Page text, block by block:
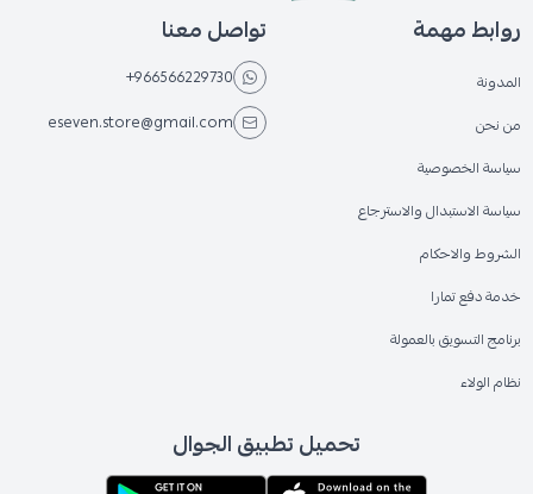
روابط مهمة
المدونة
من نحن
سياسة الخصوصية
سياسة الاستبدال والاسترجاع
الشروط والاحكام
خدمة دفع تمارا
برنامج التسويق بالعمولة
نظام الولاء
تواصل معنا
+966566229730
eseven.store@gmail.com
تحميل تطبيق الجوال